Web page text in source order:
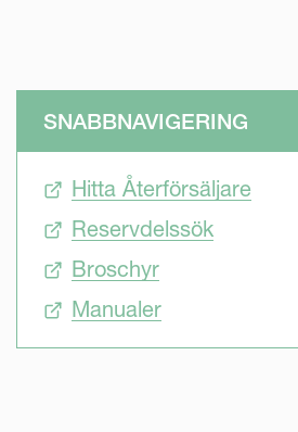
SNABBNAVIGERING
Hitta Återförsäljare
Reservdelssök
Broschyr
Manualer